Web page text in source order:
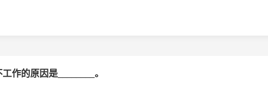
作的原因是________。